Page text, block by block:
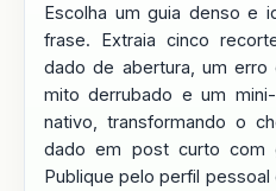
Escolha um guia denso e
frase. Extraia cinco
dado de abertura, um erro
mito derrubado e um
nativo, transformando o
dado em post curto com
Publique pelo perfil